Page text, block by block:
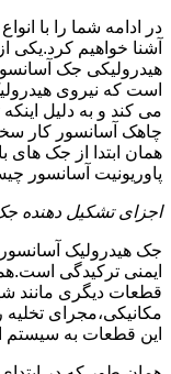
در ادامه شما را با
آشنا خواهیم کرد.یکی
هیدرولیکی جک
است که نیروی
می کند و به دلیل
چاهک آسانسور کار
همان ابتدا از جک های
پاوریونیت آسانسور
اجزای تشکیل دهنده
جک هیدرولیک
ایمنی ترکیدگی
قطعات دیگری مانند
مکانیکی،مجرای
این قطعات به